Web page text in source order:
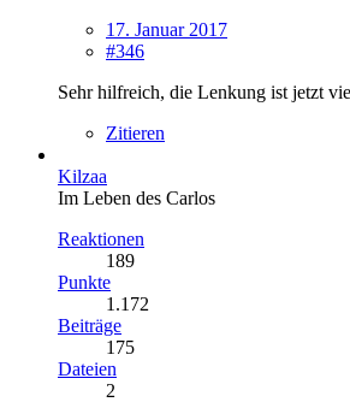
17. Januar 2017
#346
Sehr hilfreich, die Lenkung ist jetzt
Zitieren
Kilzaa
Im Leben des Carlos
Reaktionen
189
Punkte
1.172
Beiträge
175
Dateien
2